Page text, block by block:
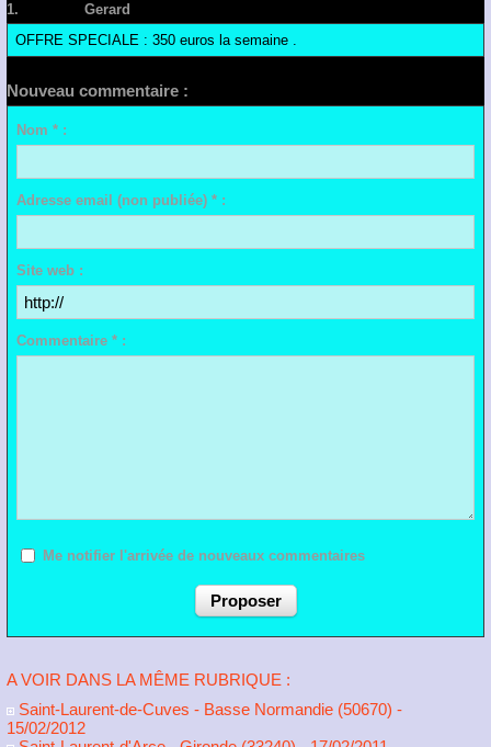
1. Gerard
OFFRE SPECIALE : 350 euros la semaine .
Nouveau commentaire :
Nom * :
Adresse email (non publiée) * :
Site web :
Commentaire * :
Me notifier l'arrivée de nouveaux commentaires
A VOIR DANS LA MÊME RUBRIQUE :
Saint-Laurent-de-Cuves - Basse Normandie (50670) -
15/02/2012